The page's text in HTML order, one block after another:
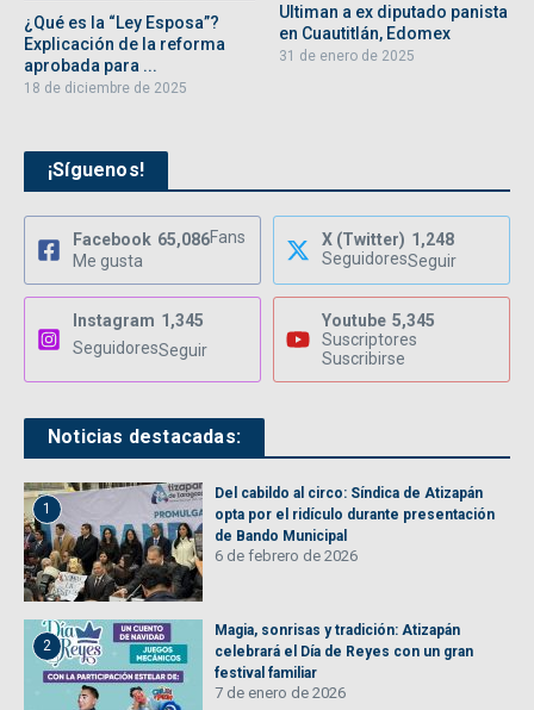
¿Qué es la “Ley Esposa”?
Explicación de la reforma
aprobada para ...
18 de diciembre de 2025
Ultiman a ex diputado panista
en Cuautitlán, Edomex
31 de enero de 2025
¡Síguenos!
Facebook 65,086Fans
Me gusta
X (Twitter) 1,248
SeguidoresSeguir
Instagram 1,345
SeguidoresSeguir
Youtube 5,345
Suscriptores
Suscribirse
Noticias destacadas:
1
Del cabildo al circo: Síndica de Atizapán
opta por el ridículo durante presentación
de Bando Municipal
6 de febrero de 2026
2
Magia, sonrisas y tradición: Atizapán
celebrará el Día de Reyes con un gran
festival familiar
7 de enero de 2026